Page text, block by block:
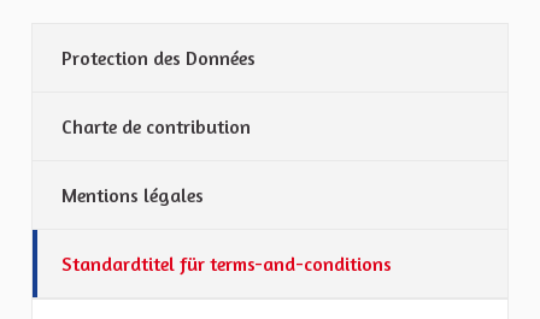
Protection des Données
Charte de contribution
Mentions légales
Standardtitel für terms-and-conditions